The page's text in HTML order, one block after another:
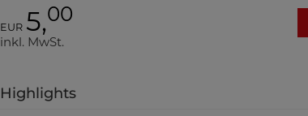
EUR 5,00
inkl. MwSt.
Highlights